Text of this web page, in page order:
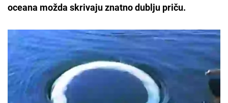
oceana možda skrivaju znatno dublju priču.